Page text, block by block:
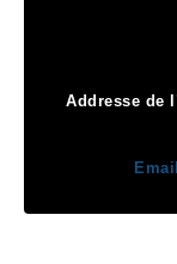
Addresse de